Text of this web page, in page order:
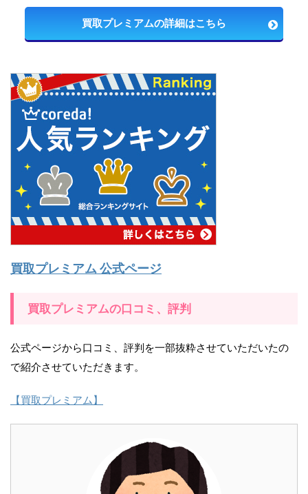
買取プレミアムの詳細はこちら
買取プレミアム 公式ページ
買取プレミアムの口コミ、評判
公式ページから口コミ、評判を一部抜粋させていただいたの
で紹介させていただきます。
【買取プレミアム】